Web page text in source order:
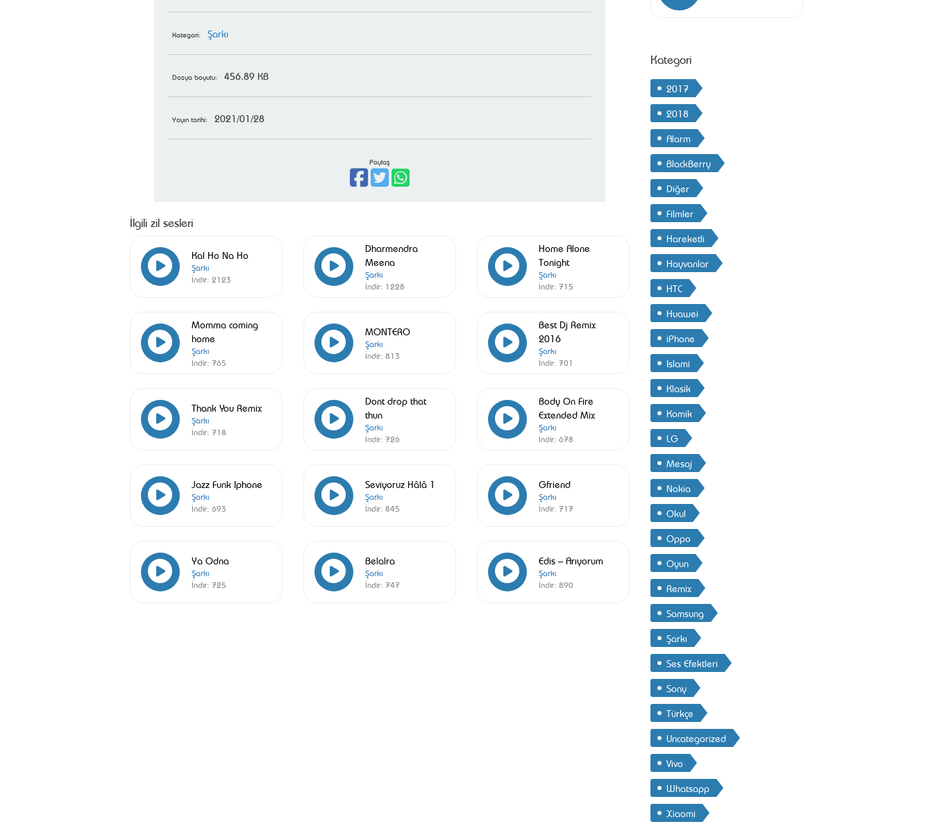
Kategori: Şarkı
Dosya boyutu: 456.89 KB
Yayın tarihi: 2021/01/28
Paylaş
İlgili zil sesleri
Kal Ho Na Ho
Şarkı
İndir: 2123
Dharmendra
Meena
Şarkı
İndir: 1228
Home Alone
Tonight
Şarkı
İndir: 715
Momma coming
home
Şarkı
İndir: 765
MONTERO
Şarkı
İndir: 813
Best Dj Remix
2016
Şarkı
İndir: 701
Thank You Remix
Şarkı
İndir: 718
Dont drop that
thun
Şarkı
İndir: 726
Body On Fire
Extended Mix
Şarkı
İndir: 678
Jazz Funk Iphone
Şarkı
İndir: 693
Seviyoruz Hâlâ 1
Şarkı
İndir: 845
Gfriend
Şarkı
İndir: 717
Ya Odna
Şarkı
İndir: 725
Belalra
Şarkı
İndir: 747
Edis – Arıyorum
Şarkı
İndir: 890
Kategori
2017
2018
Alarm
BlackBerry
Diğer
Filmler
Hareketli
Hayvanlar
HTC
Huawei
iPhone
Islami
Klasik
Komik
LG
Mesaj
Nokia
Okul
Oppo
Oyun
Remix
Samsung
Şarkı
Ses Efektleri
Sony
Türkçe
Uncategorized
Vivo
Whatsapp
Xiaomi